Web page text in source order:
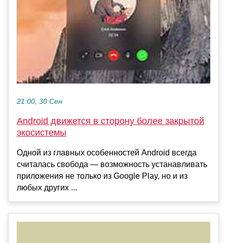
21:00, 30 Сен
Android движется в сторону более закрытой
экосистемы
Одной из главных особенностей Android всегда
считалась свобода — возможность устанавливать
приложения не только из Google Play, но и из
любых других ...